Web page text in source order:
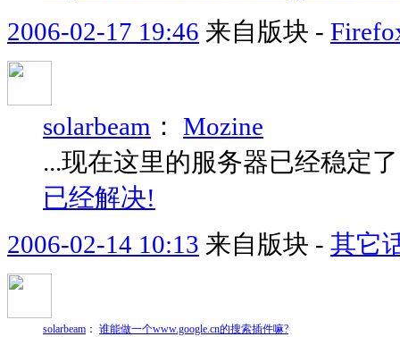
2006-02-17 19:46 来自版块 -
solarbeam ： Mozine
...现在这里的服务器已经稳定
已经解决!
2006-02-14 10:13 来自版块 - 其它
solarbeam ： 谁能做一个www.google.cn的搜索插件嘛?